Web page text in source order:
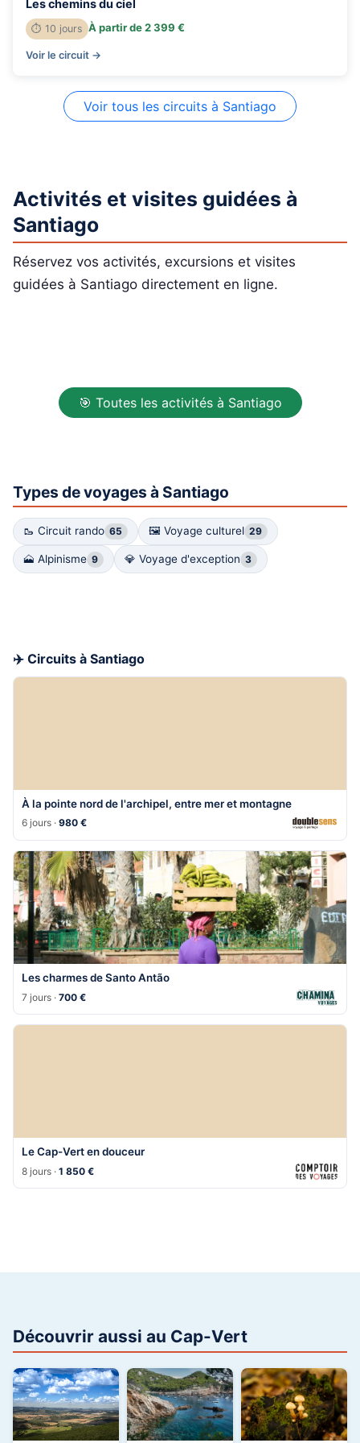
Les chemins du ciel
⏱ 10 jours À partir de 2 399 €
Voir le circuit →
Voir tous les circuits à Santiago
Activités et visites guidées à
Santiago
Réservez vos activités, excursions et visites
guidées à Santiago directement en ligne.
🎯 Toutes les activités à Santiago
Types de voyages à Santiago
🥾 Circuit rando 65 🖼 Voyage culturel 29
🗻 Alpinisme 9 💎 Voyage d'exception 3
✈️ Circuits à Santiago
À la pointe nord de l'archipel, entre mer et montagne
6 jours ·980 €
Les charmes de Santo Antão
7 jours ·700 €
Le Cap-Vert en douceur
8 jours ·1 850 €
Découvrir aussi au Cap-Vert